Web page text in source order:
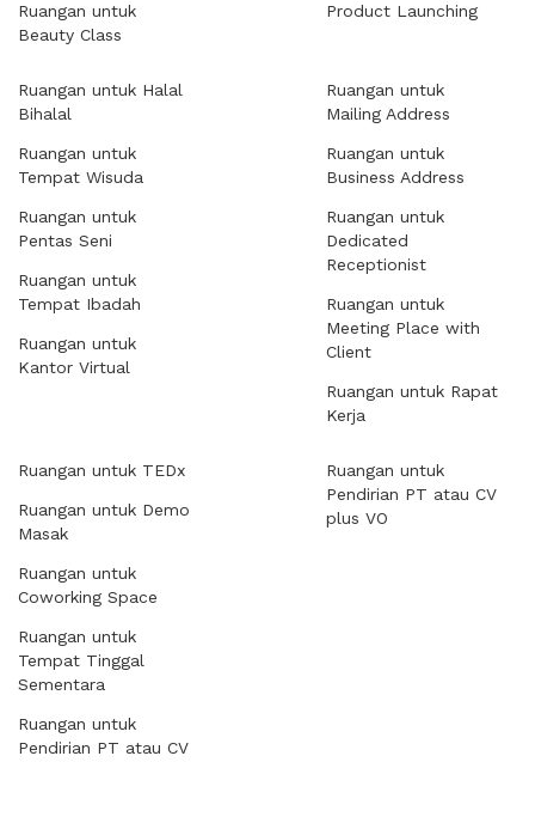
Ruangan untuk
Beauty Class
Product Launching
Ruangan untuk Halal
Bihalal
Ruangan untuk
Tempat Wisuda
Ruangan untuk
Pentas Seni
Ruangan untuk
Tempat Ibadah
Ruangan untuk
Kantor Virtual
Ruangan untuk
Mailing Address
Ruangan untuk
Business Address
Ruangan untuk
Dedicated
Receptionist
Ruangan untuk
Meeting Place with
Client
Ruangan untuk Rapat
Kerja
Ruangan untuk TEDx
Ruangan untuk Demo
Masak
Ruangan untuk
Coworking Space
Ruangan untuk
Tempat Tinggal
Sementara
Ruangan untuk
Pendirian PT atau CV
Ruangan untuk
Pendirian PT atau CV
plus VO